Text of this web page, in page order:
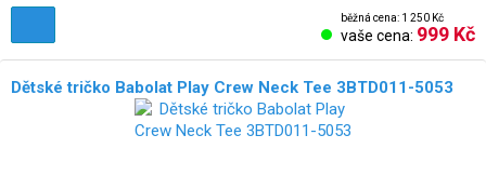
běžná cena: 1 250 Kč
vaše cena: 999 Kč
Dětské tričko Babolat Play Crew Neck Tee 3BTD011-5053